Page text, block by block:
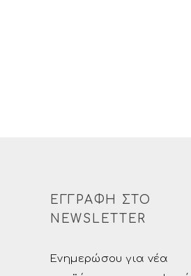
ΕΓΓΡΑΦΗ ΣΤΟ
NEWSLETTER
Ενημερώσου για νέα